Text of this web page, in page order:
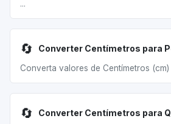
...
🔄 Converter Centímetros para
Converta valores de Centímetros (cm)
🔄 Converter Centímetros para